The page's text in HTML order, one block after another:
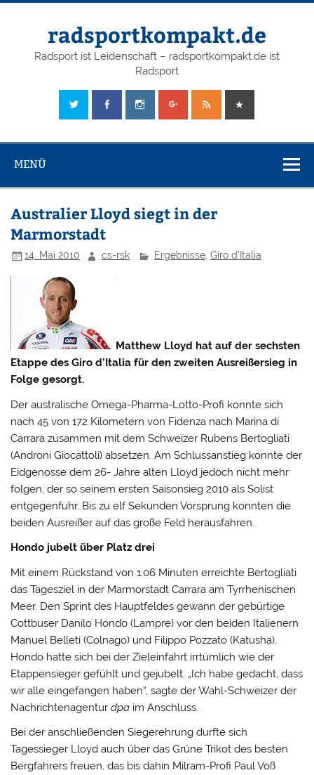
radsportkompakt.de
Radsport ist Leidenschaft – radsportkompakt.de ist
Radsport
MENÜ
Australier Lloyd siegt in der
Marmorstadt
14. Mai 2010 cs-rsk Ergebnisse, Giro d'Italia
Matthew Lloyd hat auf der sechsten
Etappe des Giro d’Italia für den zweiten Ausreißersieg in
Folge gesorgt.
Der australische Omega-Pharma-Lotto-Profi konnte sich
nach 45 von 172 Kilometern von Fidenza nach Marina di
Carrara zusammen mit dem Schweizer Rubens Bertogliati
(Androni Giocattoli) absetzen. Am Schlussanstieg konnte der
Eidgenosse dem 26- Jahre alten Lloyd jedoch nicht mehr
folgen, der so seinem ersten Saisonsieg 2010 als Solist
entgegenfuhr. Bis zu elf Sekunden Vorsprung konnten die
beiden Ausreißer auf das große Feld herausfahren.
Hondo jubelt über Platz drei
Mit einem Rückstand von 1:06 Minuten erreichte Bertogliati
das Tagesziel in der Marmorstadt Carrara am Tyrrhenischen
Meer. Den Sprint des Hauptfeldes gewann der gebürtige
Cottbuser Danilo Hondo (Lampre) vor den beiden Italienern
Manuel Belleti (Colnago) und Filippo Pozzato (Katusha).
Hondo hatte sich bei der Zieleinfahrt irrtümlich wie der
Etappensieger gefühlt und gejubelt. „Ich habe gedacht, dass
wir alle eingefangen haben“, sagte der Wahl-Schweizer der
Nachrichtenagenturdpa im Anschluss.
Bei der anschließenden Siegerehrung durfte sich
Tagessieger Lloyd auch über das Grüne Trikot des besten
Bergfahrers freuen, das bis dahin Milram-Profi Paul Voß